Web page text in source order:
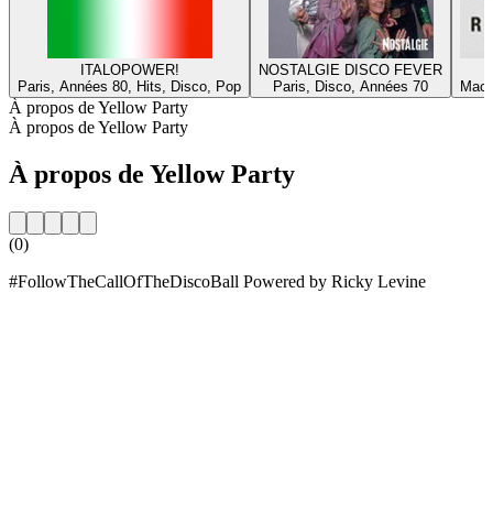
ITALOPOWER!
Paris, Années 80, Hits, Disco, Pop
NOSTALGIE DISCO FEVER
Paris, Disco, Années 70
À propos de Yellow Party
À propos de Yellow Party
À propos de Yellow Party
(0)
#FollowTheCallOfTheDiscoBall Powered by Ricky Levine